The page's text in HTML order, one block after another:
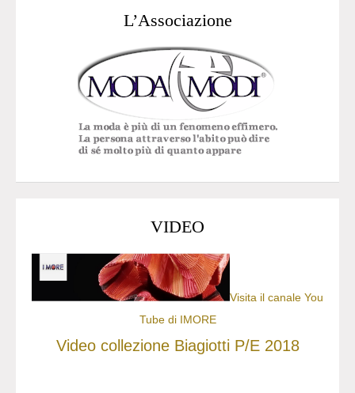
L’Associazione
VIDEO
Visita il canale You
Tube di IMORE
Video collezione Biagiotti P/E 2018